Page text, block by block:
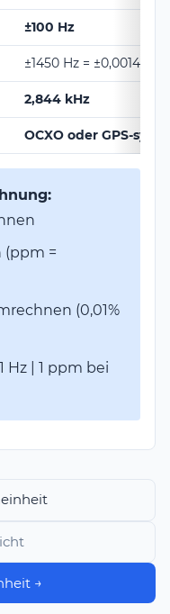
±100 Hz
±1450 Hz = ±0,00145
2,844 kHz
OCXO oder GPS-
=
(0,01%
Hz | 1 ppm bei
→